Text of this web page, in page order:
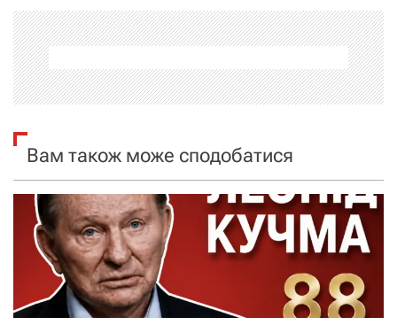
а
ц
і
я
з
и
Вам також може сподобатися